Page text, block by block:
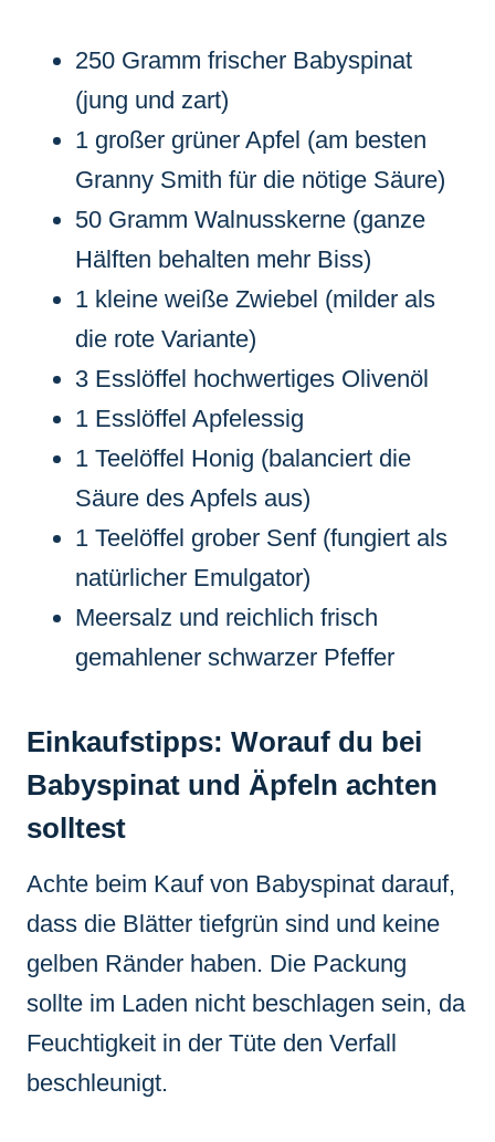
250 Gramm frischer Babyspinat
(jung und zart)
1 großer grüner Apfel (am besten
Granny Smith für die nötige Säure)
50 Gramm Walnusskerne (ganze
Hälften behalten mehr Biss)
1 kleine weiße Zwiebel (milder als
die rote Variante)
3 Esslöffel hochwertiges Olivenöl
1 Esslöffel Apfelessig
1 Teelöffel Honig (balanciert die
Säure des Apfels aus)
1 Teelöffel grober Senf (fungiert als
natürlicher Emulgator)
Meersalz und reichlich frisch
gemahlener schwarzer Pfeffer
Einkaufstipps: Worauf du bei
Babyspinat und Äpfeln achten
solltest
Achte beim Kauf von Babyspinat darauf,
dass die Blätter tiefgrün sind und keine
gelben Ränder haben. Die Packung
sollte im Laden nicht beschlagen sein, da
Feuchtigkeit in der Tüte den Verfall
beschleunigt.